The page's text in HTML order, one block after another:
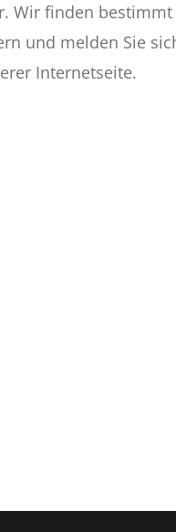
Wir finden
und melden Sie
Internetseite.